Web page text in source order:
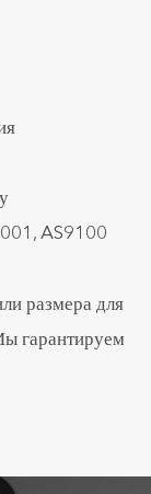
AS9100
размера для
гарантируем